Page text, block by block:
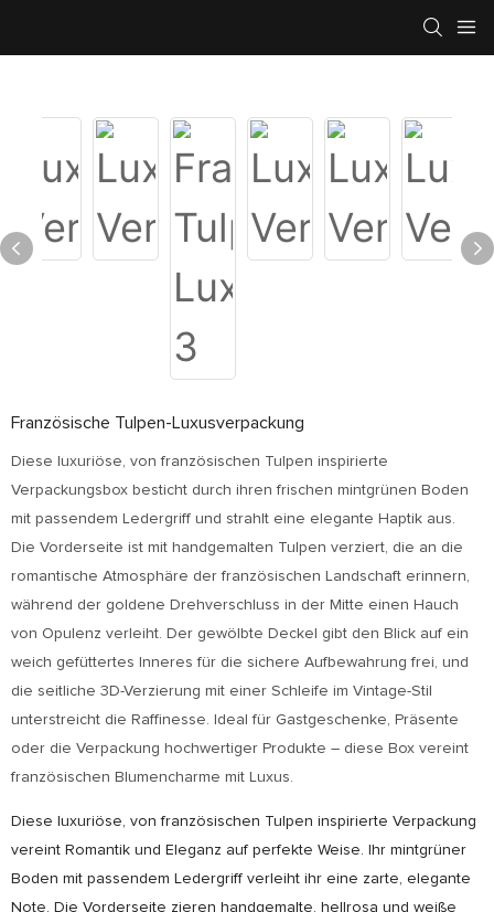
Französische Tulpen-Luxusverpackung
Diese luxuriöse, von französischen Tulpen inspirierte
Verpackungsbox besticht durch ihren frischen mintgrünen Boden
mit passendem Ledergriff und strahlt eine elegante Haptik aus.
Die Vorderseite ist mit handgemalten Tulpen verziert, die an die
romantische Atmosphäre der französischen Landschaft erinnern,
während der goldene Drehverschluss in der Mitte einen Hauch
von Opulenz verleiht. Der gewölbte Deckel gibt den Blick auf ein
weich gefüttertes Inneres für die sichere Aufbewahrung frei, und
die seitliche 3D-Verzierung mit einer Schleife im Vintage-Stil
unterstreicht die Raffinesse. Ideal für Gastgeschenke, Präsente
oder die Verpackung hochwertiger Produkte – diese Box vereint
französischen Blumencharme mit Luxus.
Diese luxuriöse, von französischen Tulpen inspirierte Verpackung
vereint Romantik und Eleganz auf perfekte Weise. Ihr mintgrüner
Boden mit passendem Ledergriff verleiht ihr eine zarte, elegante
Note. Die Vorderseite zieren handgemalte, hellrosa und weiße